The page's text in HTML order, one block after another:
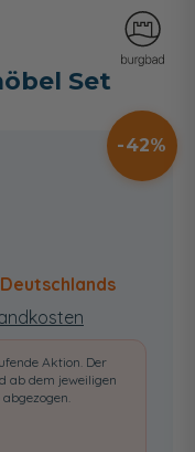
Set
42
Aktion. Der
ab dem jeweiligen